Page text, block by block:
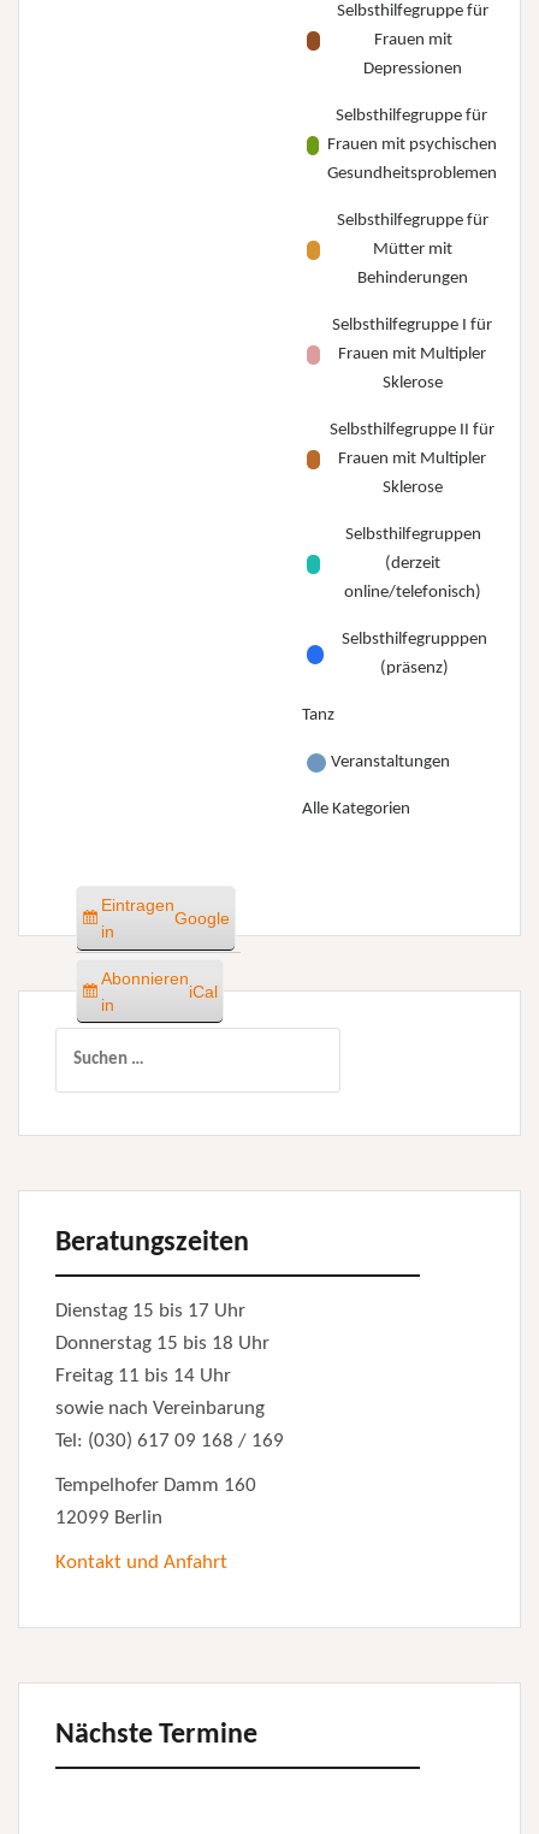
Selbsthilfegruppe für
Frauen mit
Depressionen
Selbsthilfegruppe für
Frauen mit psychischen
Gesundheitsproblemen
Selbsthilfegruppe für
Mütter mit
Behinderungen
Selbsthilfegruppe I für
Frauen mit Multipler
Sklerose
Selbsthilfegruppe II für
Frauen mit Multipler
Sklerose
Selbsthilfegruppen
(derzeit
online/telefonisch)
Selbsthilfegrupppen
(präsenz)
Tanz
Veranstaltungen
Alle Kategorien
Eintragen
in
Google
Abonnieren
in
iCal
Beratungszeiten
Dienstag 15 bis 17 Uhr
Donnerstag 15 bis 18 Uhr
Freitag 11 bis 14 Uhr
sowie nach Vereinbarung
Tel: (030) 617 09 168 / 169
Tempelhofer Damm 160
12099 Berlin
Kontakt und Anfahrt
Nächste Termine